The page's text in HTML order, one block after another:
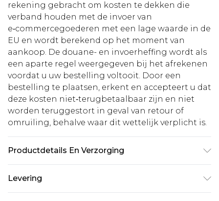
rekening gebracht om kosten te dekken die
verband houden met de invoer van
e‑commercegoederen met een lage waarde in de
EU en wordt berekend op het moment van
aankoop. De douane- en invoerheffing wordt als
een aparte regel weergegeven bij het afrekenen
voordat u uw bestelling voltooit. Door een
bestelling te plaatsen, erkent en accepteert u dat
deze kosten niet‑terugbetaalbaar zijn en niet
worden teruggestort in geval van retour of
omruiling, behalve waar dit wettelijk verplicht is.
Productdetails En Verzorging
volgens de instructies
Levering